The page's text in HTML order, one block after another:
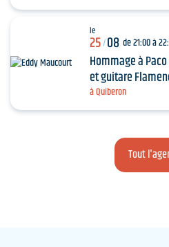
le
25/08 de 21:00 à
Hommage à
et guitare
à Quiberon
Tout